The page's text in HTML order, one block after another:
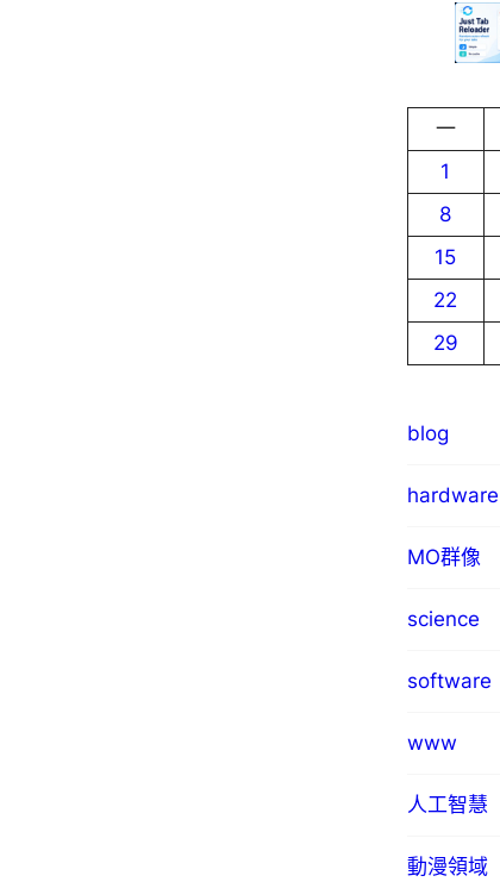
一
1
8
15
22
29
blog
hardware
MO群像
science
software
www
人工智慧
動漫領域